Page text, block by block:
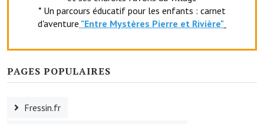
Fressin, ville d'histoire
L'église
Les panneaux du patrimoine
* Un parcours éducatif pour les enfants : carnet
d'aventure "Entre Mystères Pierre et Rivière"
PAGES POPULAIRES
Fressin.fr